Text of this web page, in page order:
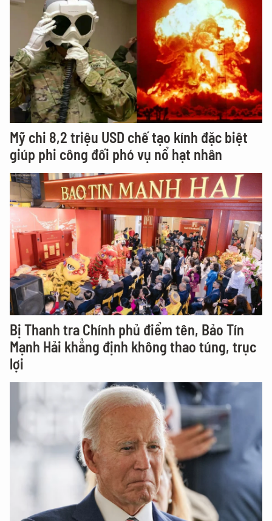
Mỹ chi 8,2 triệu USD chế tạo kính đặc biệt
giúp phi công đối phó vụ nổ hạt nhân
Bị Thanh tra Chính phủ điểm tên, Bảo Tín
Mạnh Hải khẳng định không thao túng, trục
lợi